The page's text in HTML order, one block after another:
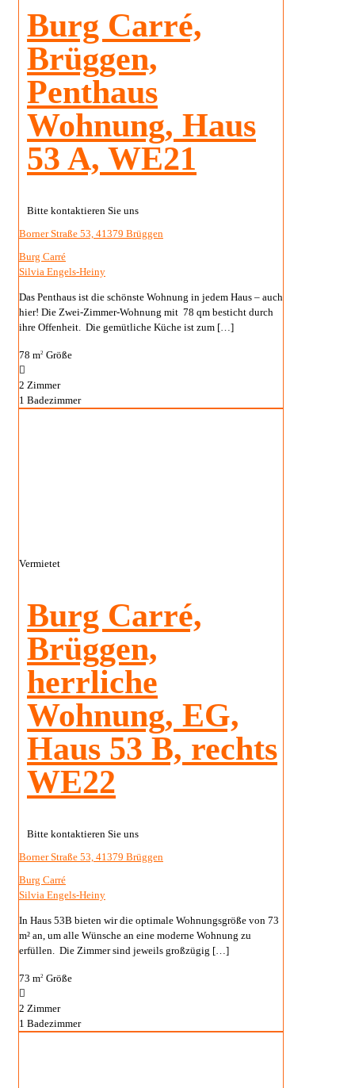
Burg Carré,
Brüggen,
Penthaus
Wohnung, Haus
53 A, WE21
Bitte kontaktieren Sie uns
Borner Straße 53, 41379 Brüggen
Burg Carré
Silvia Engels-Heiny
Das Penthaus ist die schönste Wohnung in jedem Haus – auch
hier! Die Zwei-Zimmer-Wohnung mit 78 qm besticht durch
ihre Offenheit. Die gemütliche Küche ist zum […]
78 m2 Größe
2 Zimmer
1 Badezimmer
Vermietet
Burg Carré,
Brüggen,
herrliche
Wohnung, EG,
Haus 53 B, rechts
WE22
Bitte kontaktieren Sie uns
Borner Straße 53, 41379 Brüggen
Burg Carré
Silvia Engels-Heiny
In Haus 53B bieten wir die optimale Wohnungsgröße von 73
m² an, um alle Wünsche an eine moderne Wohnung zu
erfüllen. Die Zimmer sind jeweils großzügig […]
73 m2 Größe
2 Zimmer
1 Badezimmer